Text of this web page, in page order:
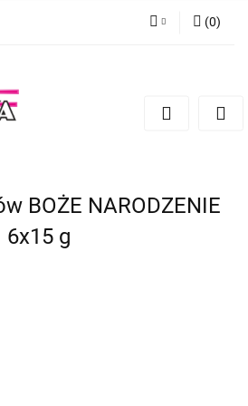
Dodaj zgłoszenie
(0)
BOŻE NARODZENIE
6x15 g